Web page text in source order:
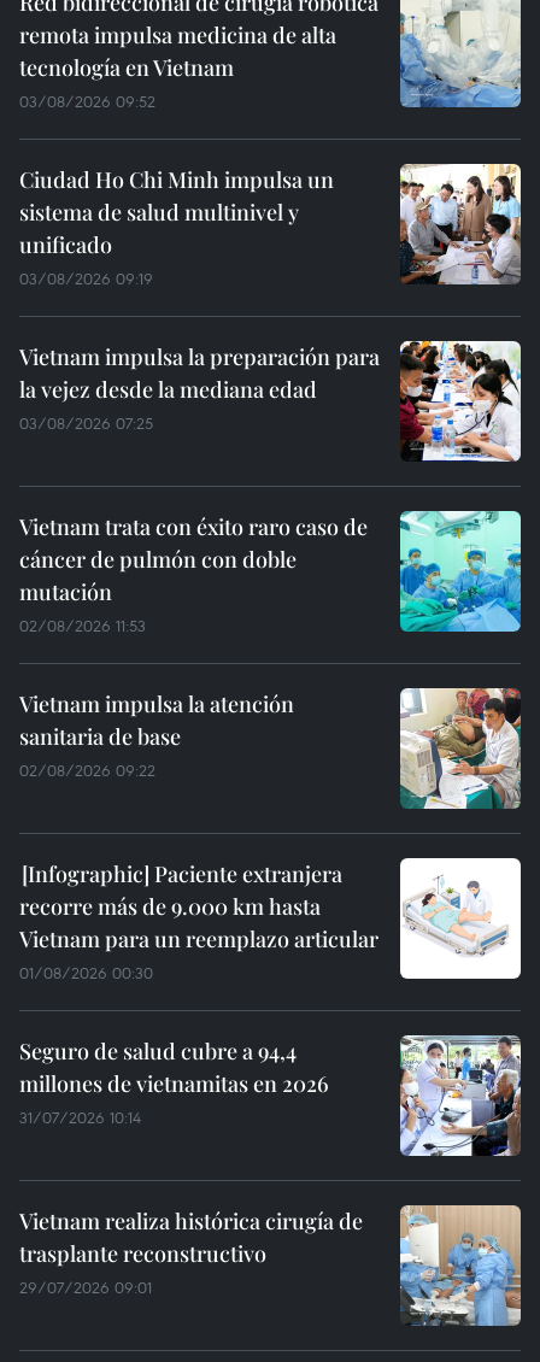
remota impulsa medicina de alta
tecnología en Vietnam
03/08/2026 09:52
Ciudad Ho Chi Minh impulsa un
sistema de salud multinivel y
unificado
03/08/2026 09:19
Vietnam impulsa la preparación para
la vejez desde la mediana edad
03/08/2026 07:25
Vietnam trata con éxito raro caso de
cáncer de pulmón con doble
mutación
02/08/2026 11:53
Vietnam impulsa la atención
sanitaria de base
02/08/2026 09:22
Paciente extranjera
recorre más de 9.000 km hasta
Vietnam para un reemplazo articular
01/08/2026 00:30
Seguro de salud cubre a 94,4
millones de vietnamitas en 2026
31/07/2026 10:14
Vietnam realiza histórica cirugía de
trasplante reconstructivo
29/07/2026 09:01